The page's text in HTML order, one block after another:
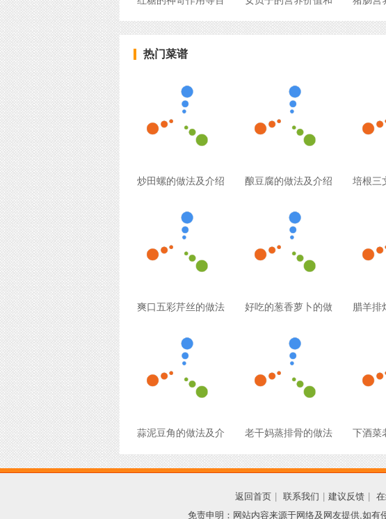
热门菜谱
炒田螺的做法及介绍 酿豆腐的做法及介绍 培根三
爽口五彩芹丝的做法 好吃的葱香萝卜的做 腊羊排
蒜泥豆角的做法及介 老干妈蒸排骨的做法 下酒菜
返回首页 联系我们 建议反馈
免责申明：网站内容来源于网络及网友提供,如有